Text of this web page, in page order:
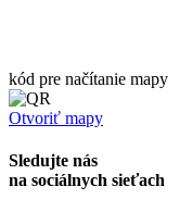
kód pre načítanie mapy
Otvoriť mapy
Sledujte nás
na sociálnych sieťach